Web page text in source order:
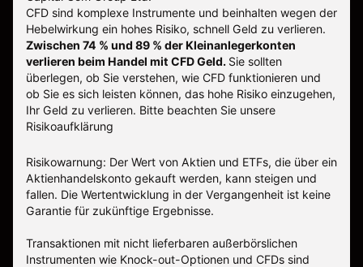
CFD sind komplexe Instrumente und beinhalten wegen der
Hebelwirkung ein hohes Risiko, schnell Geld zu verlieren.
Zwischen 74 % und 89 % der Kleinanlegerkonten
verlieren beim Handel mit CFD Geld. Sie sollten
überlegen, ob Sie verstehen, wie CFD funktionieren und
ob Sie es sich leisten können, das hohe Risiko einzugehen,
Ihr Geld zu verlieren. Bitte beachten Sie unsere
Risikoaufklärung
Risikowarnung: Der Wert von Aktien und ETFs, die über ein
Aktienhandelskonto gekauft werden, kann steigen und
fallen. Die Wertentwicklung in der Vergangenheit ist keine
Garantie für zukünftige Ergebnisse.
Transaktionen mit nicht lieferbaren außerbörslichen
Instrumenten wie Knock-out-Optionen und CFDs sind